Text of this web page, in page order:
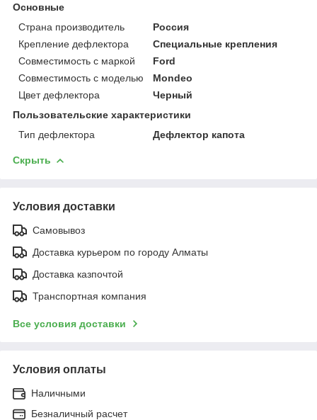
Основные
Страна производитель
Россия
Крепление дефлектора
Специальные крепления
Совместимость с маркой
Ford
Совместимость с моделью
Mondeo
Цвет дефлектора
Черный
Пользовательские характеристики
Тип дефлектора
Дефлектор капота
Скрыть
Условия доставки
Самовывоз
Доставка курьером по городу Алматы
Доставка казпочтой
Транспортная компания
Все условия доставки
Условия оплаты
Наличными
Безналичный расчет